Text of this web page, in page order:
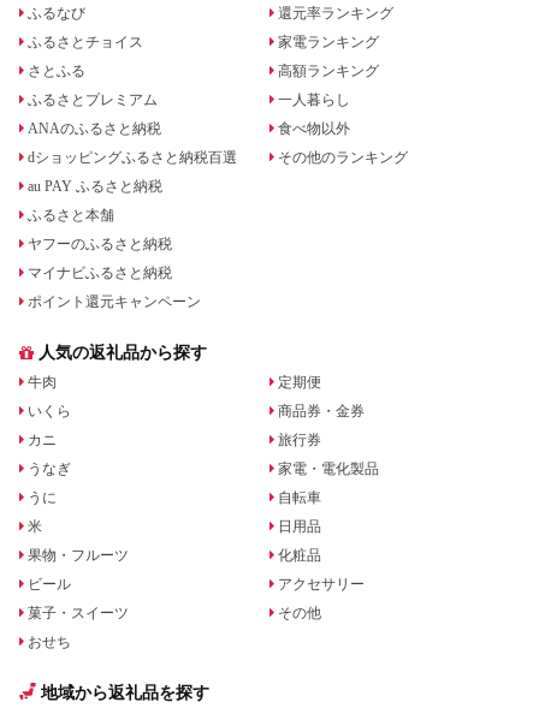
ふるなび
ふるさとチョイス
さとふる
ふるさとプレミアム
ANAのふるさと納税
dショッピングふるさと納税百選
au PAY ふるさと納税
ふるさと本舗
ヤフーのふるさと納税
マイナビふるさと納税
ポイント還元キャンペーン
還元率ランキング
家電ランキング
高額ランキング
一人暮らし
食べ物以外
その他のランキング
人気の返礼品から探す
牛肉
いくら
カニ
うなぎ
うに
米
果物・フルーツ
ビール
菓子・スイーツ
おせち
定期便
商品券・金券
旅行券
家電・電化製品
自転車
日用品
化粧品
アクセサリー
その他
地域から返礼品を探す